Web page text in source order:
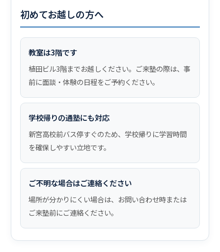
初めてお越しの方へ
教室は3階です
植田ビル3階までお越しください。ご来塾の際は、事
前に面談・体験の日程をご予約ください。
学校帰りの通塾にも対応
新宮高校前バス停すぐのため、学校帰りに学習時間
を確保しやすい立地です。
ご不明な場合はご連絡ください
場所が分かりにくい場合は、お問い合わせ時または
ご来塾前にご連絡ください。